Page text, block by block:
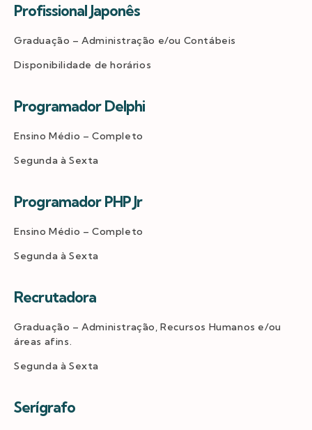
Profissional Japonês
Graduação – Administração e/ou Contábeis
Disponibilidade de horários
Programador Delphi
Ensino Médio – Completo
Segunda à Sexta
Programador PHP Jr
Ensino Médio – Completo
Segunda à Sexta
Recrutadora
Graduação – Administração, Recursos Humanos e/ou
áreas afins.
Segunda à Sexta
Serígrafo